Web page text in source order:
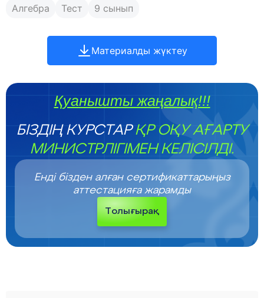
Алгебра Тест 9 сынып
Материалды жүктеу
Қуанышты жаңалық!!!
БІЗДІҢ КУРСТАРҚР ОҚУ АҒАРТУ
МИНИСТРЛІГІМЕН КЕЛІСІЛДІ.
Енді бізден алған сертификаттарыңыз
аттестацияға жарамды
Толығырақ